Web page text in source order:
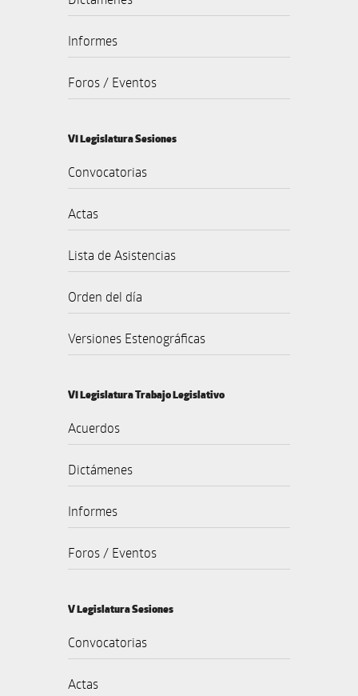
Informes
Foros / Eventos
VI Legislatura Sesiones
Convocatorias
Actas
Lista de Asistencias
Orden del día
Versiones Estenográficas
VI Legislatura Trabajo Legislativo
Acuerdos
Dictámenes
Informes
Foros / Eventos
V Legislatura Sesiones
Convocatorias
Actas